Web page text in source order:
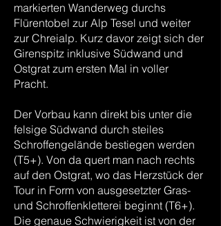
markierten Wanderweg durchs
Flürentobel zur Alp Tesel und weiter
zur Chreialp. Kurz davor zeigt sich der
Girenspitz inklusive Südwand und
Ostgrat zum ersten Mal in voller
Pracht.
Der Vorbau kann direkt bis unter die
felsige Südwand durch steiles
Schroffengelände bestiegen werden
(T5+). Von da quert man nach rechts
auf den Ostgrat, wo das Herzstück der
Tour in Form von ausgesetzter Gras-
und Schroffenkletterei beginnt (T6+).
Die genaue Schwierigkeit ist von der